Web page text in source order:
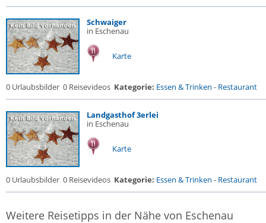
Schwaiger
in Eschenau
Karte
0 Urlaubsbilder 0 Reisevideos Kategorie: Essen & Trinken - Restaurant
Landgasthof 3erlei
in Eschenau
Karte
0 Urlaubsbilder 0 Reisevideos Kategorie: Essen & Trinken - Restaurant
Weitere Reisetipps in der Nähe von Eschenau